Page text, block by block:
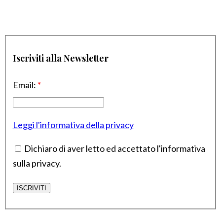
Iscriviti alla Newsletter
Email: *
Leggi l'informativa della privacy
Dichiaro di aver letto ed accettato l'informativa
sulla privacy.